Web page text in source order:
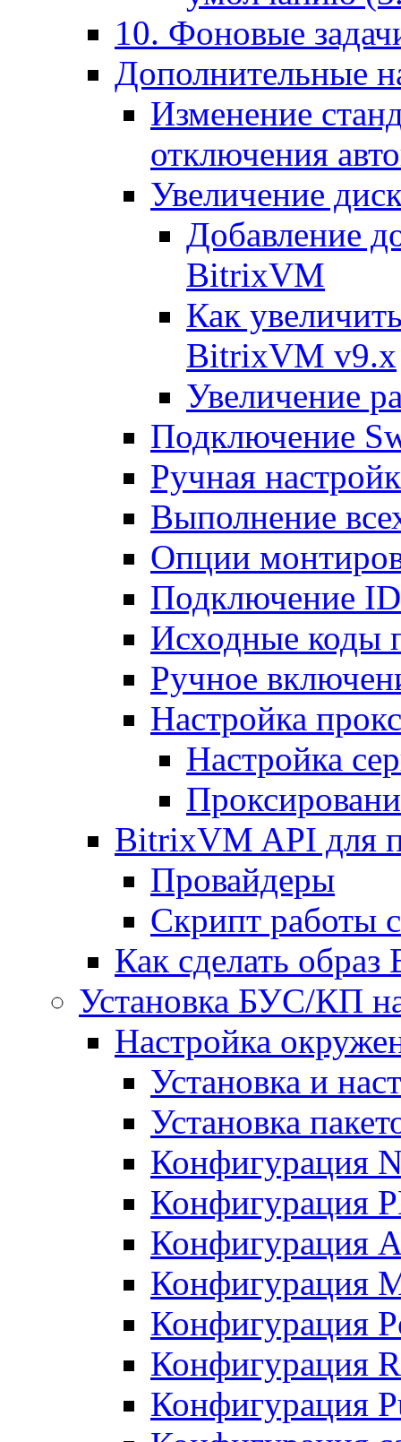
10. Фоновые
Дополнительные
Изменение
отключения
Увеличение
Добавление
BitrixVM
Как
BitrixVM v9.x
Увеличение
Подключение
Ручная
Выполнение
Опции
Подключение
Исходные коды
Ручное
Настройка
Настройка
BitrixVM API для
Провайдеры
Скрипт работы
Как сделать
Установка БУС/КП
Настройка
Установка и
Установка
Конфигурация
Конфигурация
Конфигурация
Конфигурация
Конфигурация
Конфигурация
Конфигурация